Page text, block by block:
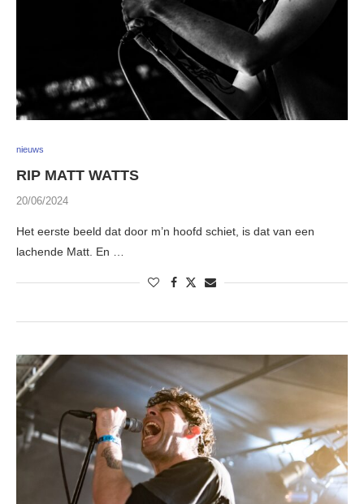
nieuws
RIP MATT WATTS
20/06/2024
Het eerste beeld dat door m’n hoofd schiet, is dat van een
lachende Matt. En …